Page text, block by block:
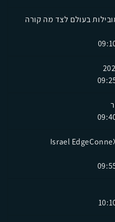
בעולם לצד מה קורה
Israel